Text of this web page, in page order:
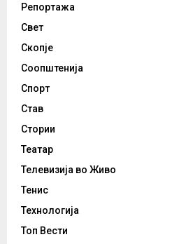
Репортажа
Свет
Скопје
Соопштенија
Спорт
Став
Стории
Театар
Телевизија во Живо
Тенис
Технологија
Топ Вести